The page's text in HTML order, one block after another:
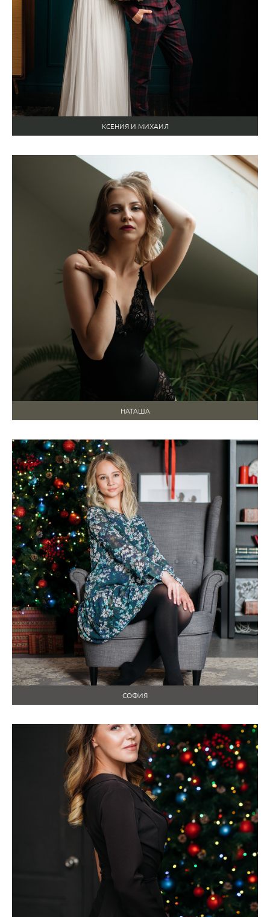
КСЕНИЯ И МИХАИЛ
НАТАША
СОФИЯ